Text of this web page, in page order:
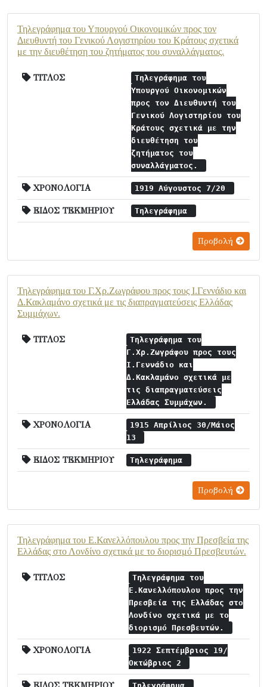
Τηλεγράφημα του Υπουργού Οικονομικών προς τον
Διευθυντή του Γενικού Λογιστηρίου του Κράτους σχετικά
με την διευθέτηση του ζητήματος του συναλλάγματος.
ΤΙΤΛΟΣ
Τηλεγράφημα του
Υπουργού Οικονομικών
προς τον Διευθυντή του
Γενικού Λογιστηρίου του
Κράτους σχετικά με την
διευθέτηση του
ζητήματος του
συναλλάγματος.
ΧΡΟΝΟΛΟΓΙΑ 1919 Αύγουστος 7/20
ΕΙΔΟΣ ΤΕΚΜΗΡΙΟΥ Τηλεγράφημα
Προβολή
Τηλεγράφημα του Γ.Χρ.Ζωγράφου προς τους Ι.Γεννάδιο και
Δ.Κακλαμάνο σχετικά με τις διαπραγματεύσεις Ελλάδας
Συμμάχων.
ΤΙΤΛΟΣ
Τηλεγράφημα του
Γ.Χρ.Ζωγράφου προς τους
Ι.Γεννάδιο και
Δ.Κακλαμάνο σχετικά με
τις διαπραγματεύσεις
Ελλάδας Συμμάχων.
ΧΡΟΝΟΛΟΓΙΑ
1915 Απρίλιος 30/Μάιος
13
ΕΙΔΟΣ ΤΕΚΜΗΡΙΟΥ Τηλεγράφημα
Προβολή
Τηλεγράφημα του Ε.Κανελλόπουλου προς την Πρεσβεία της
Ελλάδας στο Λονδίνο σχετικά με το διορισμό Πρεσβευτών.
ΤΙΤΛΟΣ
Τηλεγράφημα του
Ε.Κανελλόπουλου προς την
Πρεσβεία της Ελλάδας στο
Λονδίνο σχετικά με το
διορισμό Πρεσβευτών.
ΧΡΟΝΟΛΟΓΙΑ
1922 Σεπτέμβριος 19/
Οκτώβριος 2